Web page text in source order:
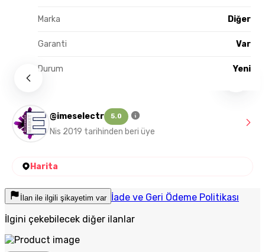
Marka Diğer
Garanti Var
Durum Yeni
@imeselectr 5.0
Nis 2019 tarihinden beri üye
Harita
İlan ile ilgili şikayetim var İade ve Geri Ödeme Politikası
İlgini çekebilecek diğer ilanlar